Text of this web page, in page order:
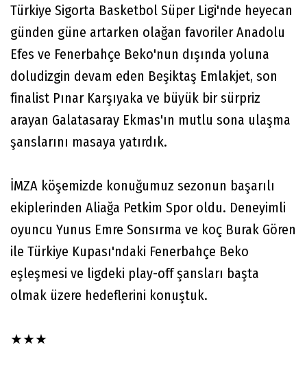
Türkiye Sigorta Basketbol Süper Ligi'nde heyecan
günden güne artarken olağan favoriler Anadolu
Efes ve Fenerbahçe Beko'nun dışında yoluna
doludizgin devam eden Beşiktaş Emlakjet, son
finalist Pınar Karşıyaka ve büyük bir sürpriz
arayan Galatasaray Ekmas'ın mutlu sona ulaşma
şanslarını masaya yatırdık.
İMZA köşemizde konuğumuz sezonun başarılı
ekiplerinden Aliağa Petkim Spor oldu. Deneyimli
oyuncu Yunus Emre Sonsırma ve koç Burak Gören
ile Türkiye Kupası'ndaki Fenerbahçe Beko
eşleşmesi ve ligdeki play-off şansları başta
olmak üzere hedeflerini konuştuk.
★★★